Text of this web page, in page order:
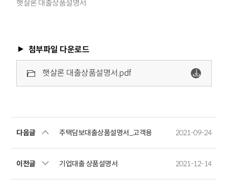
햇살론 대출상품설명서
첨부파일 다운로드
햇살론 대출상품설명서.pdf
다음글 주택담보대출상품설명서_고객용 2021-09-24
이전글 기업대출 상품설명서 2021-12-14